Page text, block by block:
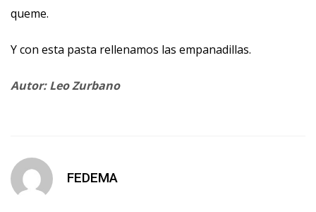
queme.
Y con esta pasta rellenamos las empanadillas.
Autor: Leo Zurbano
FEDEMA